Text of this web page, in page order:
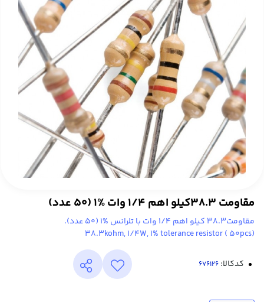
مقاومت 38.3کیلو اهم 1/4 وات %1 (50 عدد)
مقاومت38.3 کیلو اهم 1/4 وات با تلرانس %1 (50 عدد).
38.3kohm, 1/4W, 1% tolerance resistor ( 50pcs)
کدکالا: